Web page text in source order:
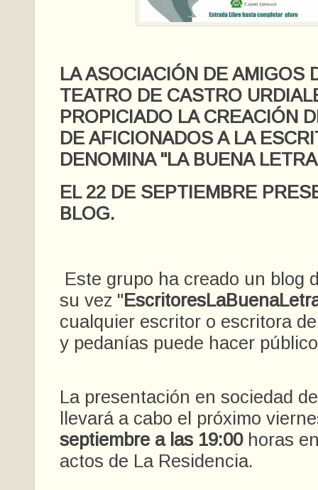
LA ASOCIACIÓN DE AMIGOS
TEATRO DE CASTRO
PROPICIADO LA CREACIÓN
DE AFICIONADOS A LA
DENOMINA "LA BUENA
EL 22 DE SEPTIEMBRE
BLOG.
Este grupo ha creado un blog
su vez "
cualquier escritor o escritora
y pedanías puede hacer
La presentación en sociedad
llevará a cabo el próximo
septiembre a las 19:00horas
actos de La Residencia.